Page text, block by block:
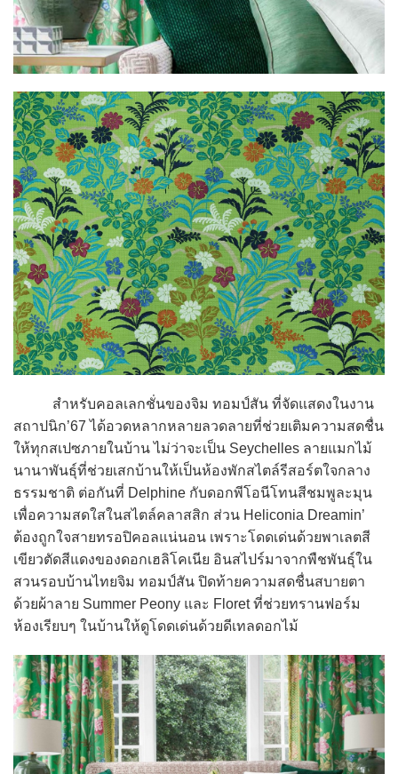
สำหรับคอลเลกชั่นของจิม ทอมป์สัน ที่จัดแสดงในงาน
สถาปนิก’67 ได้อวดหลากหลายลวดลายที่ช่วยเติมความสดชื่น
ให้ทุกสเปซภายในบ้าน ไม่ว่าจะเป็น Seychelles ลายแมกไม้
นานาพันธุ์ที่ช่วยเสกบ้านให้เป็นห้องพักสไตล์รีสอร์ตใจกลาง
ธรรมชาติ ต่อกันที่ Delphine กับดอกพีโอนีโทนสีชมพูละมุน
เพื่อความสดใสในสไตล์คลาสสิก ส่วน Heliconia Dreamin’
ต้องถูกใจสายทรอปิคอลแน่นอน เพราะโดดเด่นด้วยพาเลตสี
เขียวตัดสีแดงของดอกเฮลิโคเนีย อินสไปร์มาจากพืชพันธุ์ใน
สวนรอบบ้านไทยจิม ทอมป์สัน ปิดท้ายความสดชื่นสบายตา
ด้วยผ้าลาย Summer Peony และ Floret ที่ช่วยทรานฟอร์ม
ห้องเรียบๆ ในบ้านให้ดูโดดเด่นด้วยดีเทลดอกไม้